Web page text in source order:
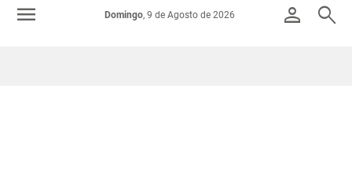
Colombia
person search
Domingo, 9 de Agosto de 2026
menu